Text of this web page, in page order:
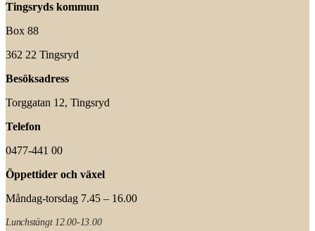
Tingsryds kommun
Box 88
362 22 Tingsryd
Besöksadress
Torggatan 12, Tingsryd
Telefon
0477-441 00
Öppettider och växel
Måndag-torsdag 7.45 – 16.00
Lunchstängt 12.00-13.00